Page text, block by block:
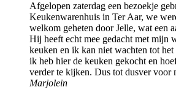
Afgelopen zaterdag een bezoekje
Keukenwarenhuis in Ter Aar, we
welkom geheten door Jelle, wat een
Hij heeft echt mee gedacht met mijn
keuken en ik kan niet wachten tot
ik heb hier de keuken gekocht en
verder te kijken. Dus tot dusver voor
Marjolein